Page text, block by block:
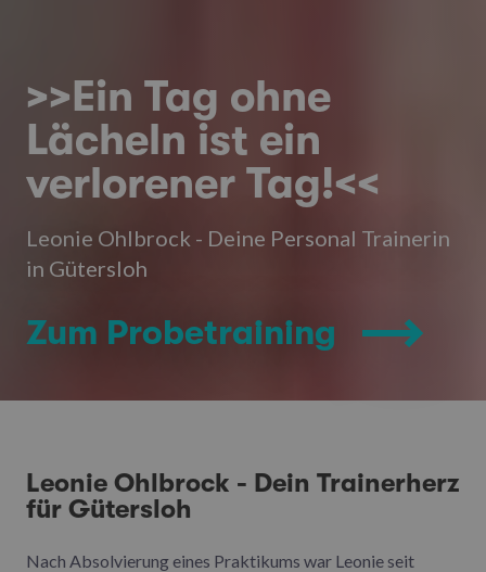
>>Ein Tag ohne
Lächeln ist ein
verlorener Tag!<<
Leonie Ohlbrock - Deine Personal Trainerin
in Gütersloh
Zum Probetraining
Leonie Ohlbrock - Dein Trainerherz
für Gütersloh
Nach Absolvierung eines Praktikums war Leonie seit